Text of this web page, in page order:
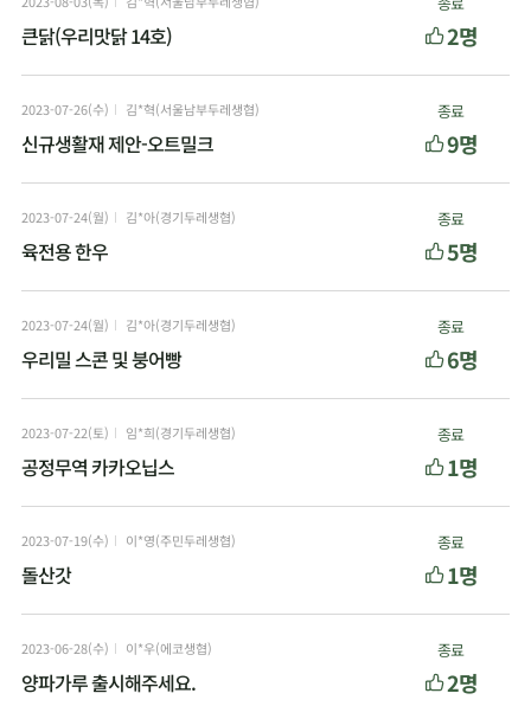
큰닭(우리맛닭 14호) 2명
2023-07-26(수) 김*혁(서울남부두레생협)
신규생활재 제안-오트밀크
종료
9명
2023-07-24(월) 김*아(경기두레생협)
육전용 한우
종료
5명
2023-07-24(월) 김*아(경기두레생협)
우리밀 스콘 및 붕어빵
종료
6명
2023-07-22(토) 임*희(경기두레생협)
공정무역 카카오닙스
종료
1명
2023-07-19(수) 이*영(주민두레생협)
돌산갓
종료
1명
2023-06-28(수) 이*우(에코생협)
양파가루 출시해주세요.
종료
2명